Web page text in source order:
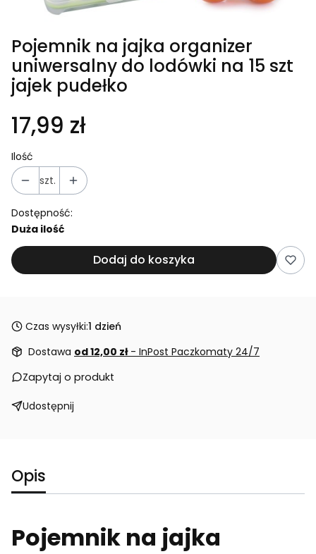
Pojemnik na jajka organizer
uniwersalny do lodówki na 15 szt
jajek pudełko
17,99 zł
Ilość
szt.
Dostępność:
Duża ilość
Dodaj do koszyka
Czas wysyłki:1 dzień
Dostawa od 12,00 zł - InPost Paczkomaty 24/7
Zapytaj o produkt
Udostępnij
Opis
Pojemnik na jajka